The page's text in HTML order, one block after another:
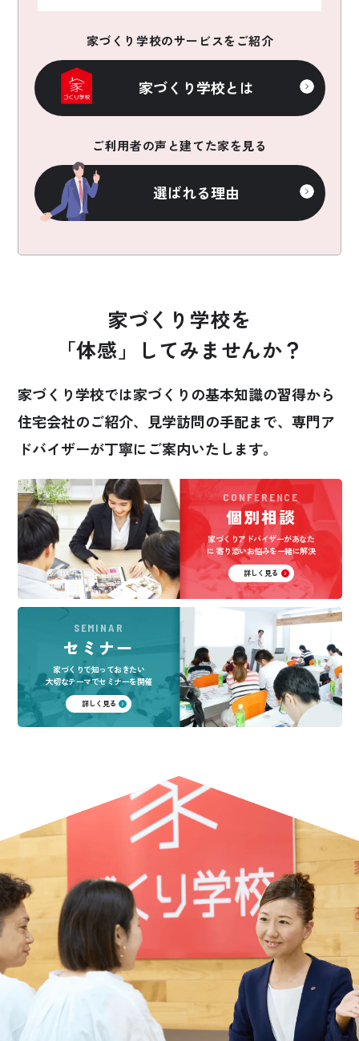
家づくり学校のサービスをご紹介
家づくり学校とは
ご利用者の声と建てた家を見る
選ばれる理由
家づくり学校を
「体感」してみませんか？
家づくり学校では家づくりの基本知識の習得から
住宅会社のご紹介、見学訪問の手配まで、 専門ア
ドバイザーが丁寧にご案内いたします。
CONFERENCE
個別相談
家づくりアドバイザーがあなた
に 寄り添いお悩みを一緒に解決
詳しく見る
SEMINAR
セミナー
家づくりで知っておきたい
大切なテーマでセミナーを開催
詳しく見る